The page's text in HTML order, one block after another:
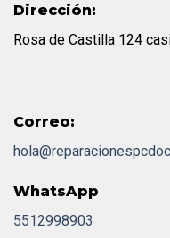
Dirección:
Rosa de Castilla 124
Correo:
WhatsApp
5512998903